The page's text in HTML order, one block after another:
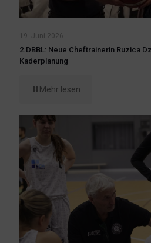
19. Juni 2026
2.DBBL: Neue Cheftrainerin Ruzica
Kaderplanung
Mehr lesen